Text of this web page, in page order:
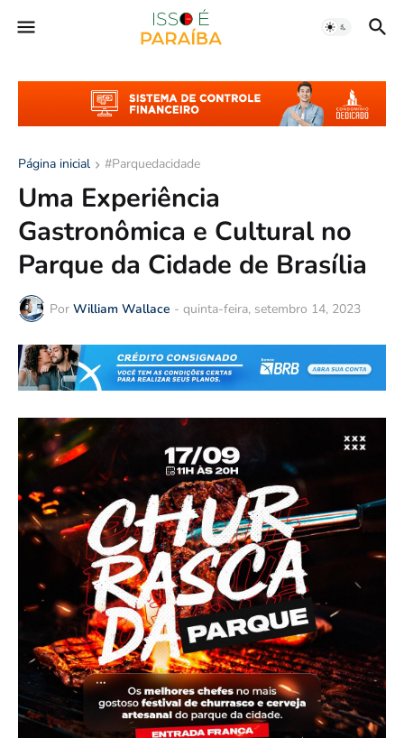
Página inicial #Parquedacidade
Uma Experiência
Gastronômica e Cultural no
Parque da Cidade de Brasília
Por William Wallace - quinta-feira, setembro 14, 2023